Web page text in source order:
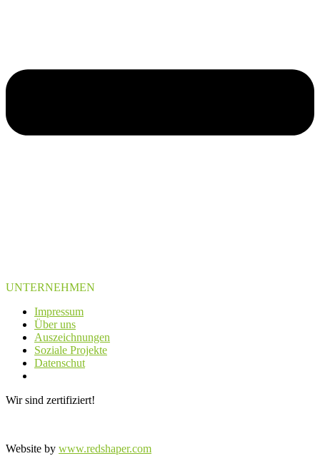
UNTERNEHMEN
Impressum
Über uns
Auszeichnungen
Soziale Projekte
Datenschut
Wir sind zertifiziert!
Website by www.redshaper.com